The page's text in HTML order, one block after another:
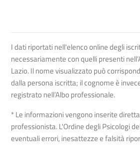
I dati riportati nell'elenco online degli
necessariamente con quelli presenti
Lazio. Il nome visualizzato può
dalla persona iscritta; il cognome è
registrato nell’Albo professionale.
* Le informazioni vengono inserite
professionista. L'Ordine degli Psicologi
eventuali errori, inesattezze e falsità